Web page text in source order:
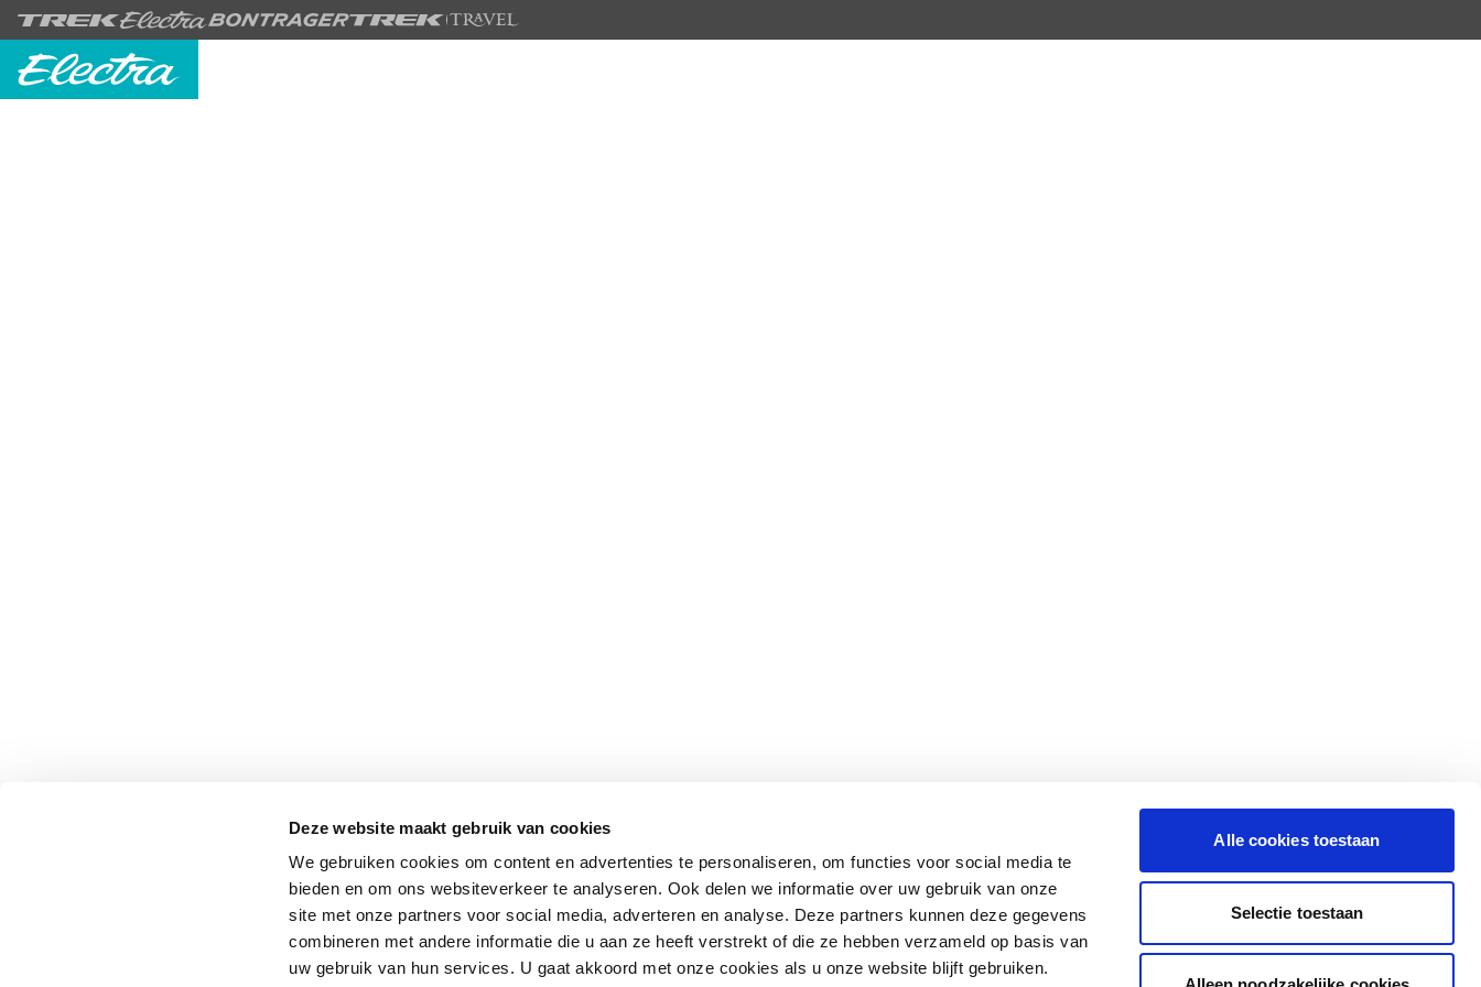
Deze website maakt gebruik van cookies
We gebruiken cookies om content en advertenties te personaliseren, om functies voor social media te
bieden en om ons websiteverkeer te analyseren. Ook delen we informatie over uw gebruik van onze
site met onze partners voor social media, adverteren en analyse. Deze partners kunnen deze gegevens
combineren met andere informatie die u aan ze heeft verstrekt of die ze hebben verzameld op basis van
uw gebruik van hun services. U gaat akkoord met onze cookies als u onze website blijft gebruiken.
Alle cookies toestaan
Selectie toestaan